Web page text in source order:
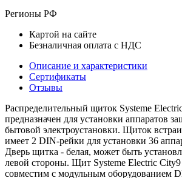
Регионы РФ
Картой на сайте
Безналичная оплата с НДС
Описание и характеристики
Сертификаты
Отзывы
Распределительный щиток Systeme
предназначен для установки аппаратов
бытовой электроустановки. Щиток
имеет 2 DIN-рейки для установки 36
Дверь щитка - белая, может быть
левой стороны. Щит Systeme Electric
совместим с модульным оборудованием